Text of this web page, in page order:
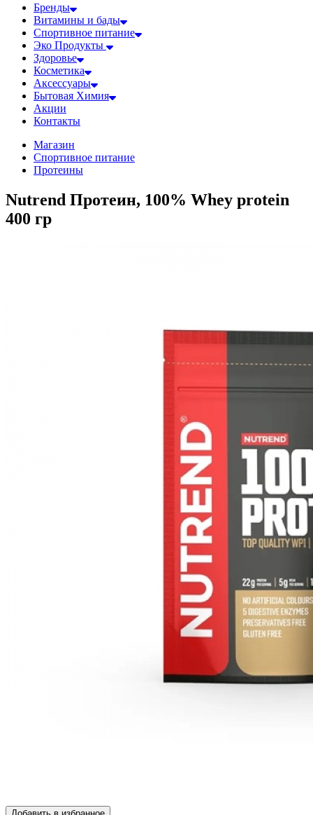
Бренды
Витамины и бады
Спортивное питание
Эко Продукты
Здоровье
Косметика
Аксессуары
Бытовая Химия
Акции
Контакты
Магазин
Спортивное питание
Протеины
Nutrend Протеин, 100% Whey protein
400 гр